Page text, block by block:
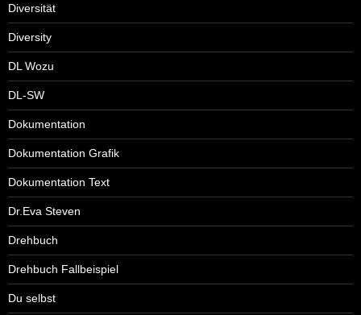
Diversität
Diversity
DL Wozu
DL-SW
Dokumentation
Dokumentation Grafik
Dokumentation Text
Dr.Eva Steven
Drehbuch
Drehbuch Fallbeispiel
Du selbst